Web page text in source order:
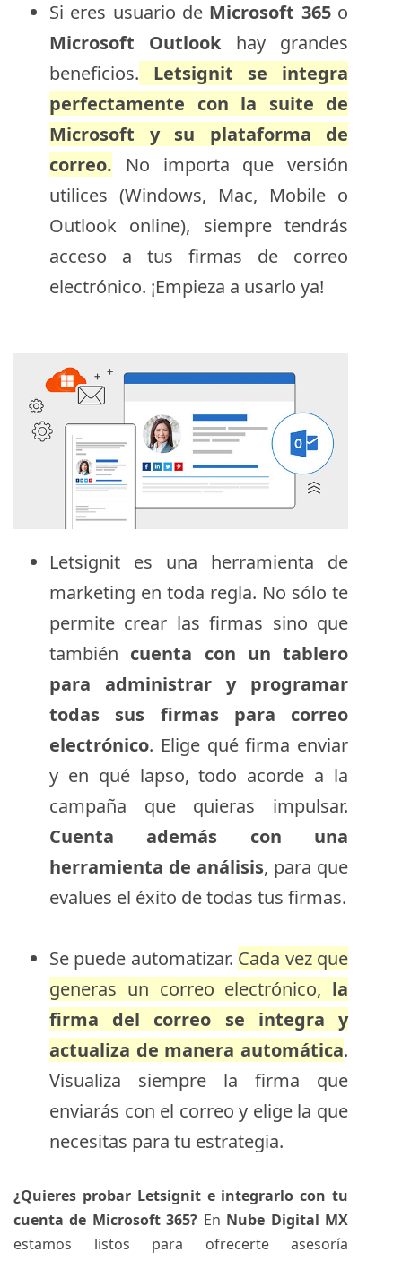
Si eres usuario de Microsoft 365o
Microsoft Outlook hay grandes
beneficios. Letsignit se integra
perfectamente con la suite de
Microsoft y su plataforma de
correo. No importa que versión
utilices (Windows, Mac, Mobile o
Outlook online), siempre tendrás
acceso a tus firmas de correo
electrónico. ¡Empieza a usarlo ya!
Letsignit es una herramienta de
marketing en toda regla. No sólo te
permite crear las firmas sino que
también cuenta con un tablero
para administrar y programar
todas sus firmas para correo
electrónico. Elige qué firma enviar
y en qué lapso, todo acorde a la
campaña que quieras impulsar.
Cuenta además con una
herramienta de análisis, para que
evalues el éxito de todas tus firmas.
Se puede automatizar. Cada vez que
generas un correo electrónico, la
firma del correo se integra y
actualiza de manera automática.
Visualiza siempre la firma que
enviarás con el correo y elige la que
necesitas para tu estrategia.
¿Quieres probar Letsignit e integrarlo con tu
cuenta de Microsoft 365? En Nube Digital MX
estamos listos para ofrecerte asesoría